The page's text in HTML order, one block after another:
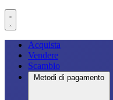
Acquista
Vendere
Scambio
Metodi di pagamento